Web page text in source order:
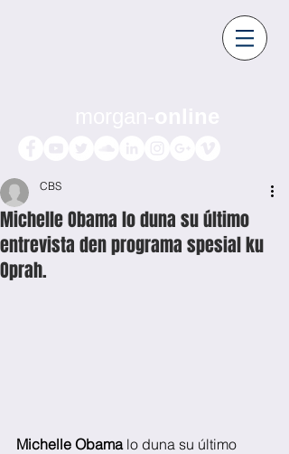
Michelle Obama lo duna su último
entrevista den programa spesial ku
Oprah.
CBS
Michelle Obama lo duna su último